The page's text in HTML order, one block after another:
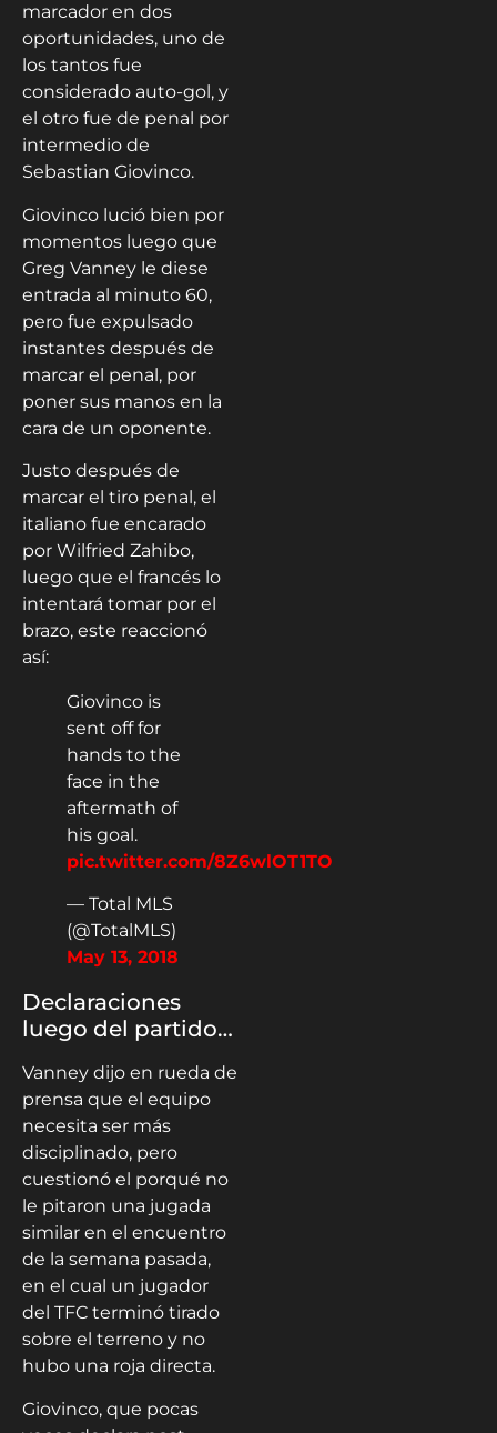
marcador en dos
oportunidades, uno de
los tantos fue
considerado auto-gol, y
el otro fue de penal por
intermedio de
Sebastian Giovinco.
Giovinco lució bien por
momentos luego que
Greg Vanney le diese
entrada al minuto 60,
pero fue expulsado
instantes después de
marcar el penal, por
poner sus manos en la
cara de un oponente.
Justo después de
marcar el tiro penal, el
italiano fue encarado
por Wilfried Zahibo,
luego que el francés lo
intentará tomar por el
brazo, este reaccionó
así:
Giovinco is
sent off for
hands to the
face in the
aftermath of
his goal.
pic.twitter.com/8Z6wlOT1TO
— Total MLS
(@TotalMLS)
May 13, 2018
Declaraciones
luego del partido…
Vanney dijo en rueda de
prensa que el equipo
necesita ser más
disciplinado, pero
cuestionó el porqué no
le pitaron una jugada
similar en el encuentro
de la semana pasada,
en el cual un jugador
del TFC terminó tirado
sobre el terreno y no
hubo una roja directa.
Giovinco, que pocas